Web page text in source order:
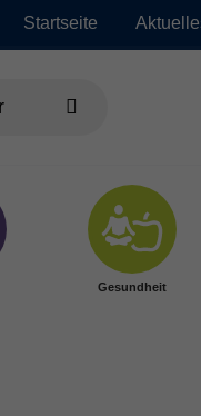
Startseite
Gesundheit